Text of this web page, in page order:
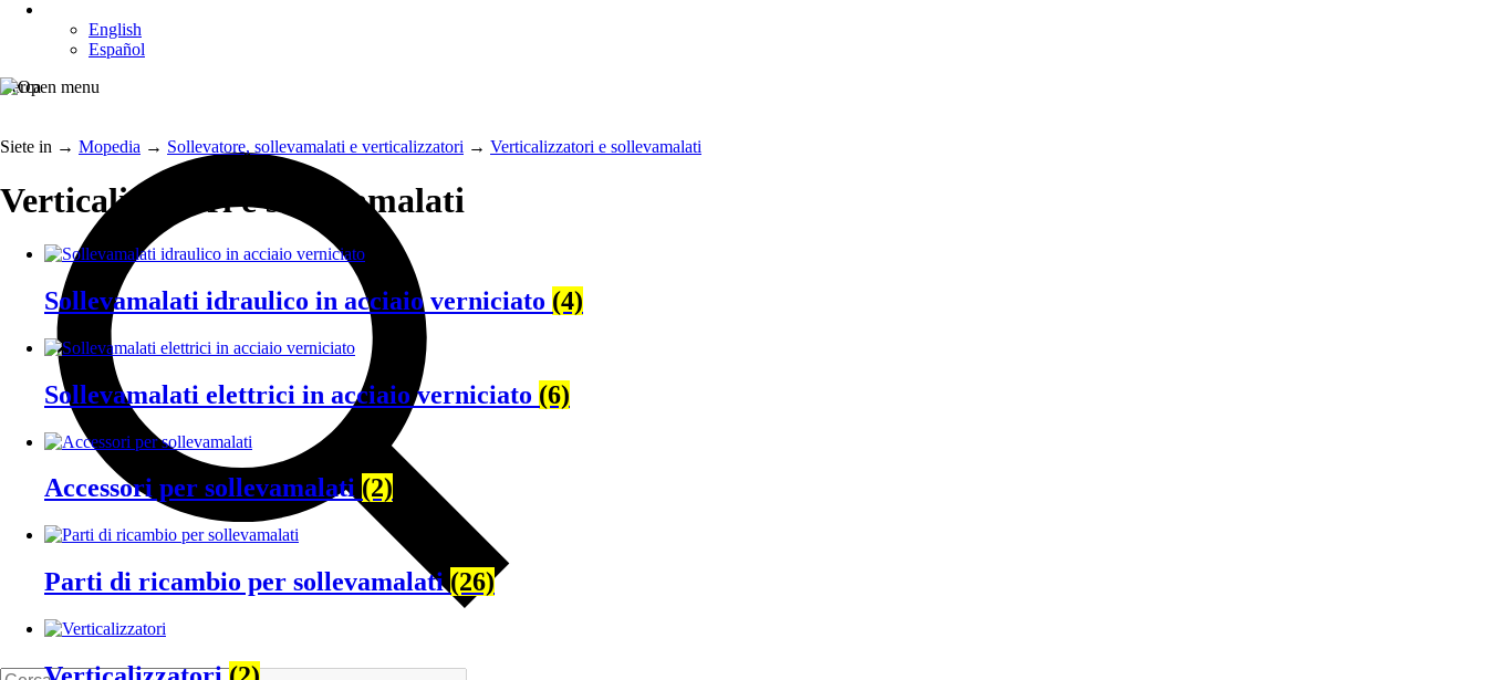
English
Español
Cerca
Siete in → Mopedia → Sollevatore, sollevamalati e verticalizzatori → Verticalizzatori e sollevamalati
Verticalizzatori e sollevamalati
Sollevamalati idraulico in acciaio verniciato (4)
Sollevamalati elettrici in acciaio verniciato (6)
Accessori per sollevamalati (2)
Parti di ricambio per sollevamalati(26)